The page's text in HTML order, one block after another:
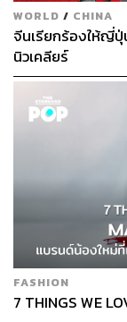
WORLD / CHINA
จีนเรียกร้องให้ญี่
นิวเคลียร์
FASHION
7 THINGS WE